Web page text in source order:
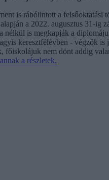
is rábólintott a felsőoktatási
a 2022. augusztus 31-ig
nélkül is megkapják a
keresztfélévben - végzők is
főiskolájuk nem dönt addig
a részletek.